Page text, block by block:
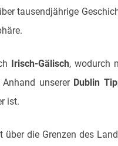
tausendjährige
Irisch-Gälisch, wodurch
unserer Dublin
ist.
über die Grenzen des